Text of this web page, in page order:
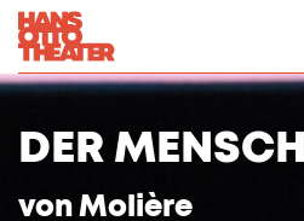
DER
von Molière